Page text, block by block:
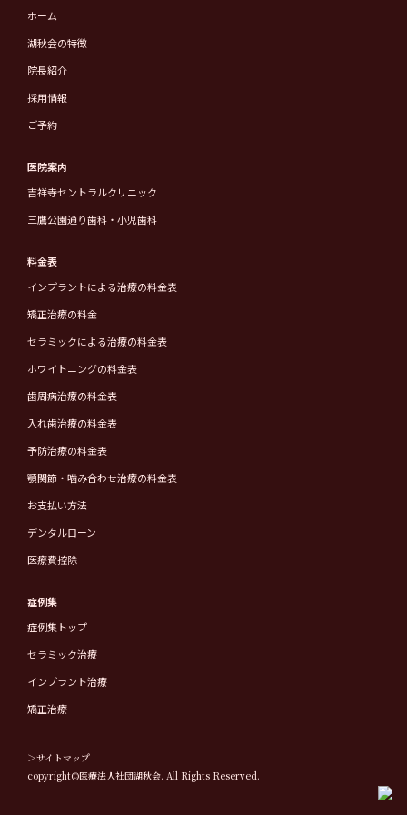
ホーム
湖秋会の特徴
院長紹介
採用情報
ご予約
医院案内
吉祥寺セントラルクリニック
三鷹公園通り歯科・小児歯科
料金表
インプラントによる治療の料金表
矯正治療の料金
セラミックによる治療の料金表
ホワイトニングの料金表
歯周病治療の料金表
入れ歯治療の料金表
予防治療の料金表
顎関節・噛み合わせ治療の料金表
お支払い方法
デンタルローン
医療費控除
症例集
症例集トップ
セラミック治療
インプラント治療
矯正治療
＞サイトマップ
copyright©医療法人社団湖秋会. All Rights Reserved.